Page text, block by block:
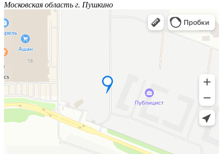
Московская область г. Пушкино